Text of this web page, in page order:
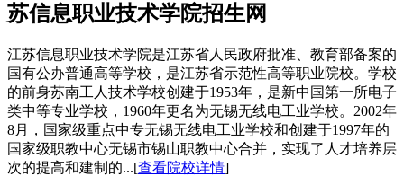
苏信息职业技术学院招生网
江苏信息职业技术学院是江苏省人民政府批准、教育部备案的
国有公办普通高等学校，是江苏省示范性高等职业院校。学校
的前身苏南工人技术学校创建于1953年，是新中国第一所电子
类中等专业学校，1960年更名为无锡无线电工业学校。2002年
8月，国家级重点中专无锡无线电工业学校和创建于1997年的
国家级职教中心无锡市锡山职教中心合并，实现了人才培养层
次的提高和建制的...[查看院校详情]